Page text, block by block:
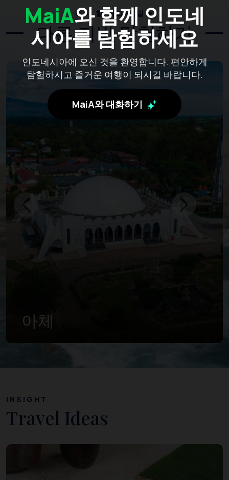
MaiA와 함께 인도네
시아를 탐험하세요
인도네시아에 오신 것을 환영합니다. 편안하게
탐험하시고 즐거운 여행이 되시길 바랍니다.
MaiA와 대화하기
해야 할 최고의 일들
다른 지방 탐험하기
INSIGHT
Travel Ideas